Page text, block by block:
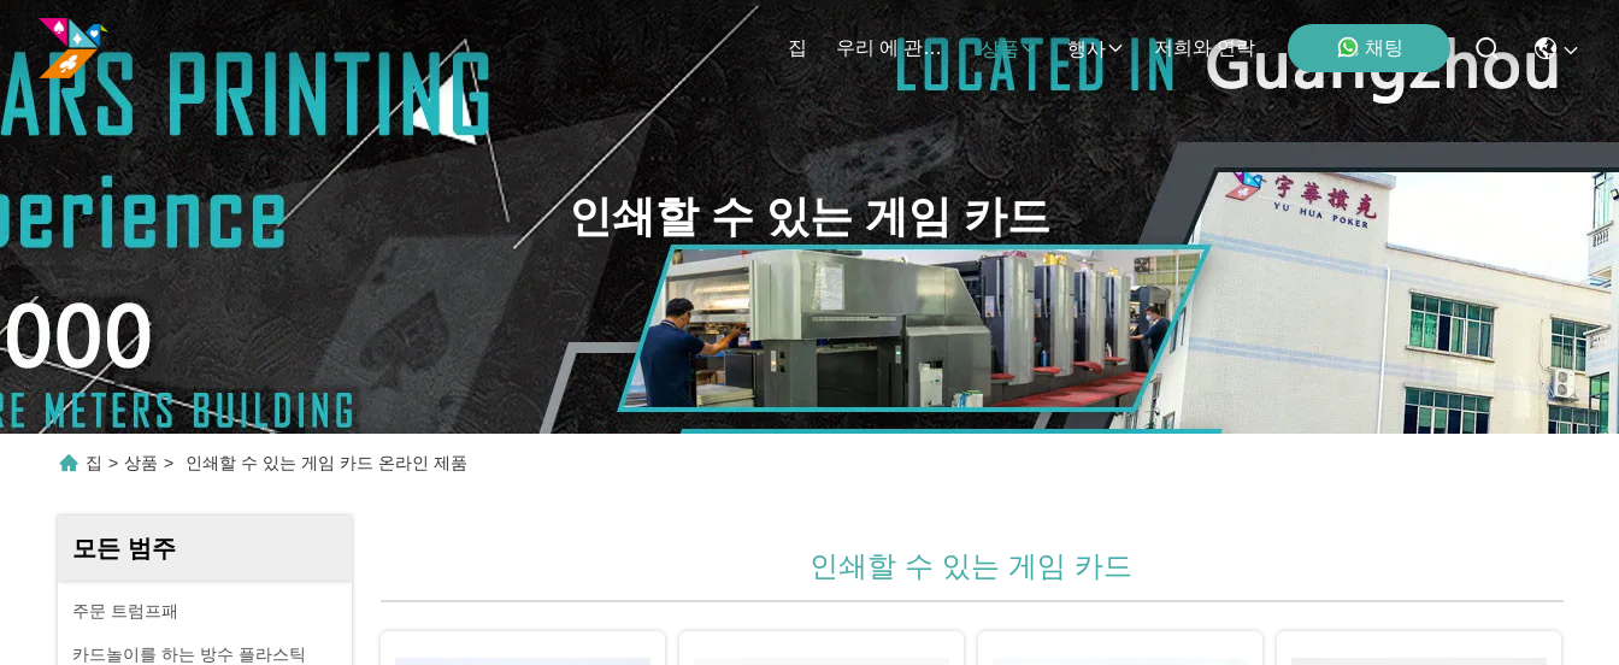
집 우리 에 관한 것 상품 행사 저희와 연락 채팅
인쇄할 수 있는 게임 카드
집 > 상품 > 인쇄할 수 있는 게임 카드 온라인 제품
모든 범주
주문 트럼프패
카드놀이를 하는 방수 플라스틱
인쇄할 수 있는 게임 카드